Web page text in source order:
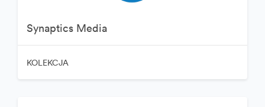
Synaptics Media
KOLEKCJA